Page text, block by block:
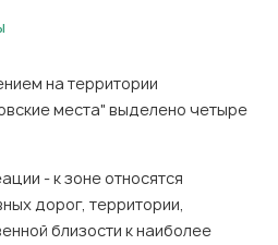
на территории
места" выделено четыре
- к зоне относятся
дорог, территории,
близости к наиболее